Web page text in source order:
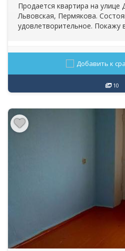
Продается квартира на улице
Львовская, Пермякова.
удовлетворительное. Покажу
Добавить к
10